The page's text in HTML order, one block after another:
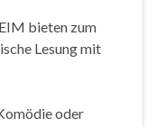
bieten zum
Lesung mit
oder